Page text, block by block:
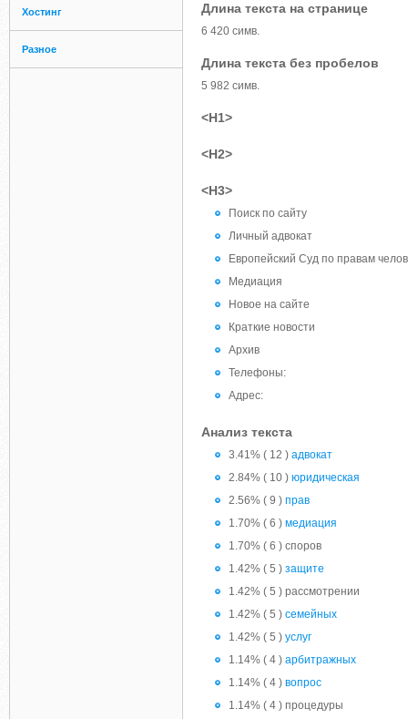
Хостинг
Разное
Длина текста на странице
6 420 симв.
Длина текста без пробелов
5 982 симв.
<H1>
<H2>
<H3>
Поиск по сайту
Личный адвокат
Европейский Суд по правам
Медиация
Новое на сайте
Краткие новости
Архив
Телефоны:
Адрес:
Анализ текста
3.41% ( 12 ) адвокат
2.84% ( 10 ) юридическая
2.56% ( 9 ) прав
1.70% ( 6 ) медиация
1.70% ( 6 ) споров
1.42% ( 5 ) защите
1.42% ( 5 ) рассмотрении
1.42% ( 5 ) семейных
1.42% ( 5 ) услуг
1.14% ( 4 ) арбитражных
1.14% ( 4 ) вопрос
1.14% ( 4 ) процедуры